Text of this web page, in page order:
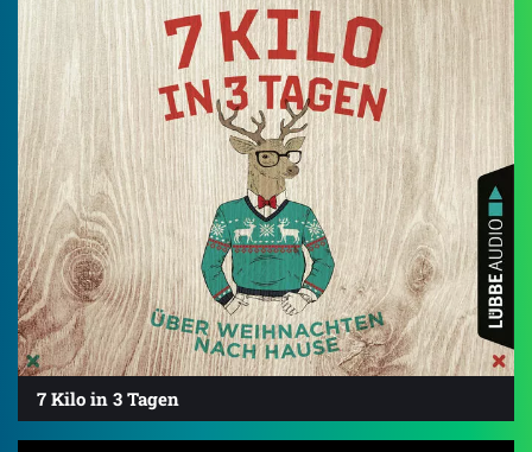
7 Kilo in 3 Tagen